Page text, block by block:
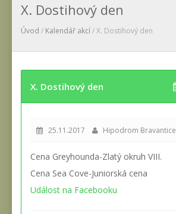
X. Dostihový den
Úvod / Kalendář akcí/ X. Dostihový den
X. Dostihový den
25.11.2017 Hipodrom Bravantice
Cena Greyhounda-Zlatý okruh VIII.
Cena Sea Cove-Juniorská cena
Událost na Facebooku